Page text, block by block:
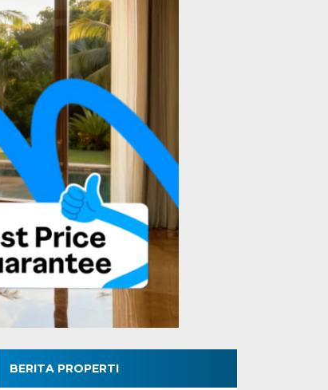
BERITA PROPERTI